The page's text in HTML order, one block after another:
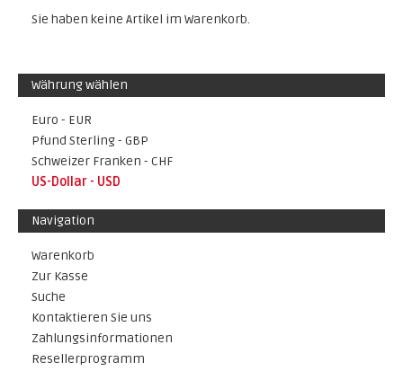
Sie haben keine Artikel im Warenkorb.
Währung wählen
Euro - EUR
Pfund Sterling - GBP
Schweizer Franken - CHF
US-Dollar - USD
Navigation
Warenkorb
Zur Kasse
Suche
Kontaktieren Sie uns
Zahlungsinformationen
Resellerprogramm